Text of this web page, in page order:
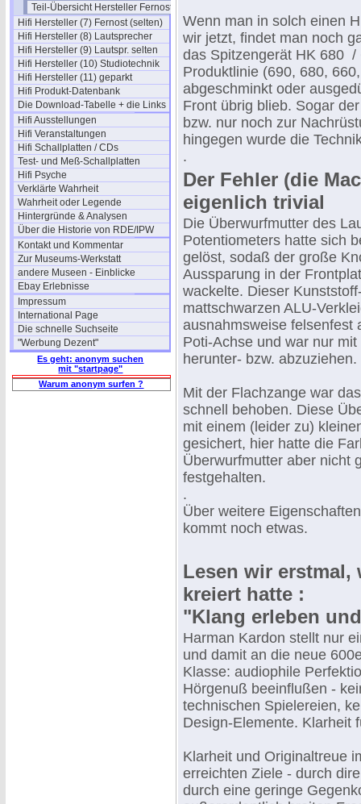
Teil-Übersicht Hersteller Fernost
Hifi Hersteller (7) Fernost (selten)
Hifi Hersteller (8) Lautsprecher
Hifi Hersteller (9) Lautspr. selten
Hifi Hersteller (10) Studiotechnik
Hifi Hersteller (11) geparkt
Hifi Produkt-Datenbank
Die Download-Tabelle + die Links
Hifi Ausstellungen
Hifi Veranstaltungen
Hifi Schallplatten / CDs
Test- und Meß-Schallplatten
Hifi Psyche
Verklärte Wahrheit
Wahrheit oder Legende
Hintergründe & Analysen
Über die Historie von RDE/IPW
Kontakt und Kommentar
Zur Museums-Werkstatt
andere Museen - Einblicke
Ebay Erlebnisse
Impressum
International Page
Die schnelle Suchseite
"Werbung Dezent"
Es geht: anonym suchen
mit "startpage"
Warum anonym surfen ?
Wenn man in solch einen
wir jetzt, findet man noch
das Spitzengerät HK 680 /
Produktlinie (690, 680,
abgeschminkt oder
Front übrig blieb. Sogar
bzw. nur noch zur
hingegen wurde die
.
Der Fehler (die
eigenlich trivial
Die Überwurfmutter des
Potentiometers hatte sich
gelöst, sodaß der große
Aussparung in der
wackelte. Dieser
mattschwarzen ALU-
ausnahmsweise felsenfest
Poti-Achse und war nur
herunter- bzw. abzuziehen.
Mit der Flachzange war
schnell behoben. Diese
mit einem (leider zu)
gesichert, hier hatte die
Überwurfmutter aber nicht
festgehalten.
.
Über weitere
kommt noch etwas.
Lesen wir erstmal,
kreiert hatte :
"Klang erleben
Harman Kardon stellt nur
und damit an die neue
Klasse: audiophile
Hörgenuß beeinflußen -
technischen Spielereien,
Design-Elemente. Klarheit
Klarheit und Originaltreue
erreichten Ziele - durch
durch eine geringe